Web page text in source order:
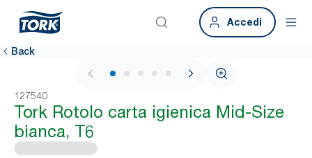
Accedi
Back
1 / 5
127540
Tork Rotolo carta igienica Mid-Size
bianca, T6